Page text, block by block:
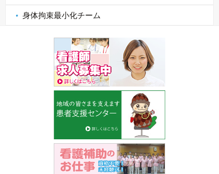
身体拘束最小化チーム